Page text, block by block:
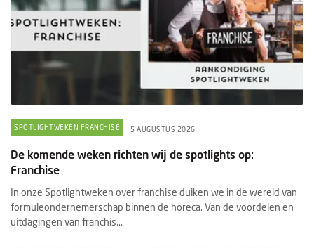
SPOTLIGHTWEKEN FRANCHISE 5 AUGUSTUS 2026
De komende weken richten wij de spotlights op:
Franchise
In onze Spotlightweken over franchise duiken we in de wereld van
formuleondernemerschap binnen de horeca. Van de voordelen en
uitdagingen van franchis...